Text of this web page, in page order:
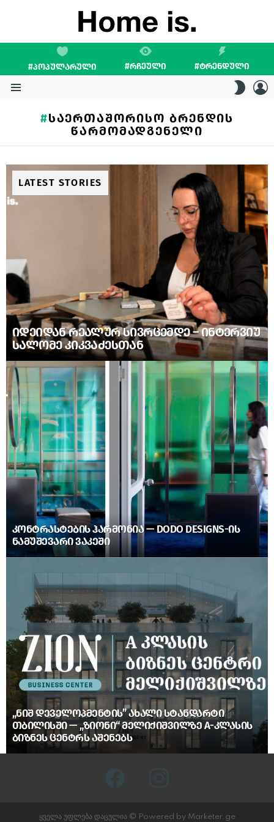
#ᲞᲝᲞᲣᲚᲐᲠᲣᲚᲘ #ᲠᲩᲔᲣᲚᲘ #ᲢᲠᲔᲜᲓᲣᲚᲘ
SKIN
ᲡᲐᲔᲠᲗᲐᲨᲝᲠᲘᲡᲝ ᲑᲠᲔᲜᲓᲘᲡ
ᲬᲐᲠᲛᲝᲛᲐᲓᲒᲔᲜᲔᲚᲘ
LATEST STORIES
ᲘᲓᲔᲘᲓᲐᲜ ᲠᲔᲐᲚᲣᲠ ᲡᲘᲕᲠᲪᲔᲛᲓᲔ – ᲘᲜᲢᲔᲠᲕᲘᲣ
ᲡᲐᲚᲝᲛᲔ ᲙᲘᲙᲕᲐᲫᲔᲡᲗᲐᲜ
ᲙᲝᲜᲢᲠᲐᲡᲢᲔᲑᲘᲡ ᲰᲐᲠᲛᲝᲜᲘᲐ — DODO DESIGNS-ᲘᲡ
ᲜᲐᲛᲣᲨᲔᲕᲐᲠᲘ ᲕᲐᲙᲔᲨᲘ
„ᲜᲘᲨ ᲓᲔᲕᲔᲚᲝᲞᲛᲔᲜᲢᲘᲡ” ᲐᲮᲐᲚᲘ ᲡᲢᲐᲜᲓᲐᲠᲢᲘ
ᲗᲑᲘᲚᲘᲡᲨᲘ — „ᲖᲘᲝᲜᲘ“ ᲛᲔᲚᲘᲥᲘᲨᲕᲘᲚᲖᲔ A-ᲙᲚᲐᲡᲘᲡ
ᲑᲘᲖᲜᲔᲡ ᲪᲔᲜᲢᲠᲡ ᲐᲨᲔᲜᲔᲑᲡ
ყველა უფლება დაცულია © Powered by Marketer.ge